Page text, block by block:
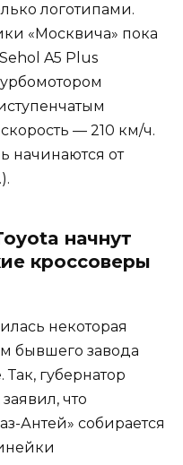
логотипами.
«Москвича» пока
A5 Plus
— 210 км/ч.
начинаются от
начнут
кроссоверы
некоторая
бывшего завода
губернатор
что
Антей» собирается